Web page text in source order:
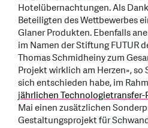
Hotelübernachtungen. Als
Beteiligten des Wettbewerbes
Glaner Produkten. Ebenfalls
im Namen der Stiftung FUTUR
Thomas Schmidheiny zum
Projekt wirklich am Herzen», so
sich entschieden habe, im
jährlichen
Mai einen zusätzlichen
Gestaltungsprojekt für